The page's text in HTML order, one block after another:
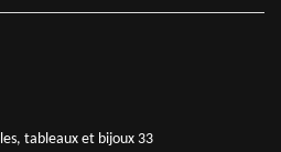
tableaux et bijoux 33